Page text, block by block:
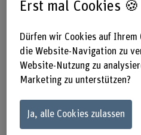
Projekt «Thrive».
auf Jugendliche
Das Wichtigste in
Erst mal Cookies 🍪
Dürfen wir Cookies auf Ihrem
die Website-Navigation zu
Website-Nutzung zu
Marketing zu unterstützen?
Ja, alle Cookies zulassen